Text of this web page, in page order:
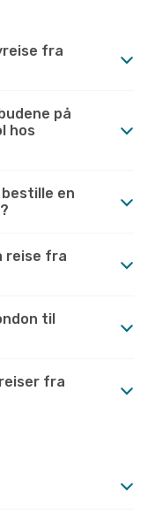
fra
på
hos
en
reise fra
til
fra